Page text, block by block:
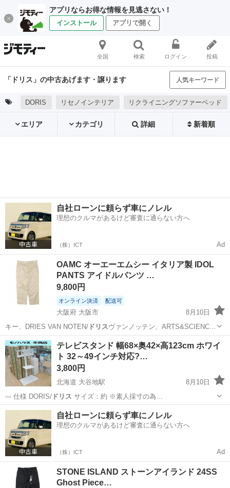
アプリならお得な情報を見逃さない！
インストール アプリで開く
全国 検索 ログイン 投稿
「ドリス」の中古あげます・譲ります 人気キーワード
DORIS リセノインテリア リクライニングソファーベッド
エリア カテゴリ 詳細 新着順
自社ローンに頼らず車にノレル
理想のクルマがあるけど審査に通らない方へ
（株）ICT Ad
OAMC オーエーエムシー イタリア製 IDOL
PANTS アイドルパンツ …
9,800円
オンライン決済 配送可
大阪府 大阪市
8月10日
キー、DRIES VAN NOTEN/ドリスヴァンノッテン、ARTS&SCIENC…
大阪 大阪市 パンツ
テレビスタンド 幅68×奥42×高123cm ホワイ
ト 32～49インチ対応?…
3,800円
北海道 大谷地駅
8月10日
--- 仕様 DORIS/ドリス サイズ：約 ※素人採寸の為…
北海道 札幌市 大谷地駅 収納家具
自社ローンに頼らず車にノレル
理想のクルマがあるけど審査に通らない方へ
（株）ICT Ad
STONE ISLAND ストーンアイランド 24SS
Ghost Piece…